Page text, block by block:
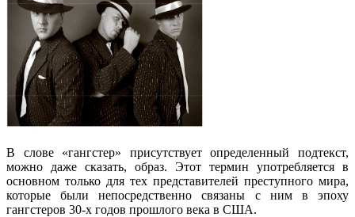
В слове «гангстер» присутствует определенный подтекст,
можно даже сказать, образ. Этот термин употребляется в
основном только для тех представителей преступного мира,
которые были непосредственно связаны с ним в эпоху
гангстеров 30-х годов прошлого века в США.